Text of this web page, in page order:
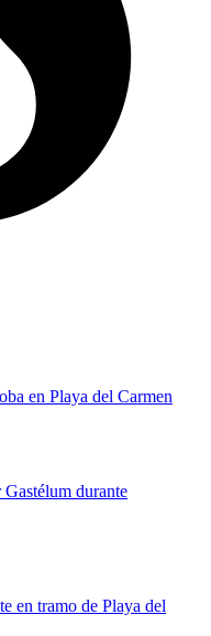
en Playa del Carmen
durante
en tramo de Playa del